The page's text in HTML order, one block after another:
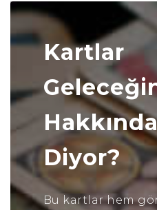
Kartlar
Diyor?
Bu kartlar hem